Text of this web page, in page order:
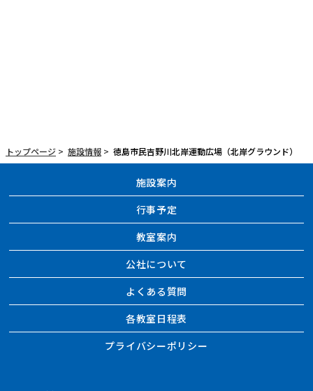
トップページ > 施設情報 > 徳島市民吉野川北岸運動広場（北岸グラウンド）
施設案内
行事予定
教室案内
公社について
よくある質問
各教室日程表
プライバシーポリシー